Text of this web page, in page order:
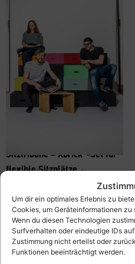
Um dir ein optimales Erlebnis zu
Cookies, um Geräteinformationen
Wenn du diesen Technologien
Surfverhalten oder eindeutige IDs
Zustimmung nicht erteilst oder
Funktionen beeinträchtigt werden.
Sitztribüne – Xbrick®-Set für
flexible Sitzplätze
4.795,00€ inkl. MwSt.